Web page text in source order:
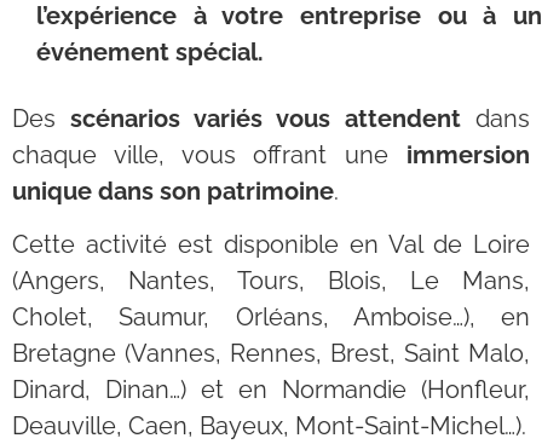
l’expérience à votre entreprise ou à un
événement spécial.
Des scénarios variés vous attendent dans
chaque ville, vous offrant une immersion
unique dans son patrimoine.
Cette activité est disponible en Val de Loire
(Angers, Nantes, Tours, Blois, Le Mans,
Cholet, Saumur, Orléans, Amboise…), en
Bretagne (Vannes, Rennes, Brest, Saint Malo,
Dinard, Dinan…) et en Normandie (Honfleur,
Deauville, Caen, Bayeux, Mont-Saint-Michel…).